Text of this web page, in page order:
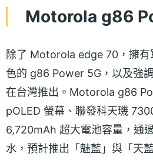
Motorola g86
除了 Motorola edge 70，擁有
色的 g86 Power 5G，以及強
在台灣推出。Motorola g86
pOLED 螢幕、聯發科天璣
6,720mAh 超大電池容量，通
水，預計推出「魅藍」與「天